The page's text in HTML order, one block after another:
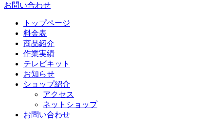
お問い合わせ
トップページ
料金表
商品紹介
作業実績
テレビキット
お知らせ
ショップ紹介
アクセス
ネットショップ
お問い合わせ